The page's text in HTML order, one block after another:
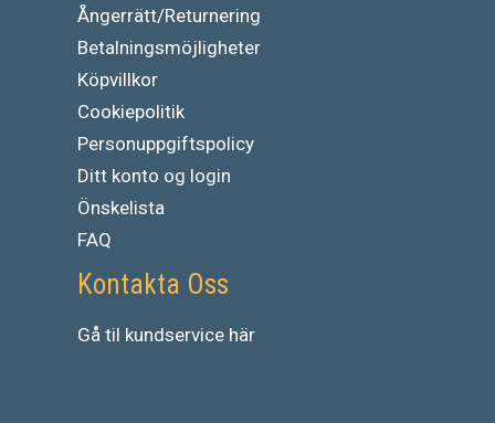
Ångerrätt/Returnering
Betalningsmöjligheter
Köpvillkor
Cookiepolitik
Personuppgiftspolicy
Ditt konto og login
Önskelista
FAQ
Kontakta Oss
Gå til kundservice här